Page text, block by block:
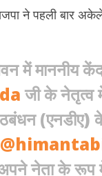
ने राज्यपाल लक्ष्मण आचार्य से
ने पहली बार
में माननीय
जी के नेतृत्व
(एनडीए) के
नेता के रूप